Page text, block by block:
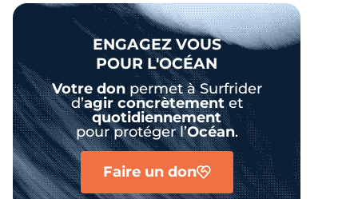
ENGAGEZ VOUS
POUR L'OCÉAN
Votre donpermet à Surfrider
d’agir concrètementet
quotidiennement
pour protéger l’Océan.
Faire un don